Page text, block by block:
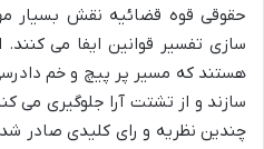
حقوقی قوه قضائیه نقش بسیار
سازی تفسیر قوانین ایفا می
هستند که مسیر پر پیچ و خم
سازند و از تشتت آرا جلوگیری می
چندین نظریه و رای کلیدی صادر